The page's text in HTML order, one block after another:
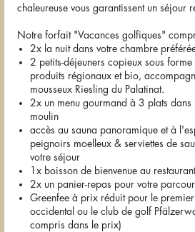
chaleureuse vous garantissent un séjour
Notre forfait "Vacances golfiques"
2x la nuit dans votre chambre
2 petits-déjeuners copieux sous forme
produits régionaux et bio,
mousseux Riesling du Palatinat.
2x un menu gourmand à 3 plats dans
moulin
accès au sauna panoramique et à
peignoirs moelleux & serviettes de
votre séjour
1x boisson de bienvenue au
2x un panier-repas pour votre
Greenfee à prix réduit pour le
occidental ou le club de golf
compris dans le prix)